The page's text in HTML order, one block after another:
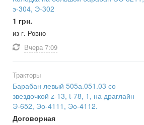
э-304, Э-302
1 грн.
из г. Ровно
Вчера 7:09
Тракторы
Барабан левый 505а.051.03 со
звездочкой z-13, t-78, 1, на драглайн
Э-652, Эо-4111, Эо-4112.
Договорная